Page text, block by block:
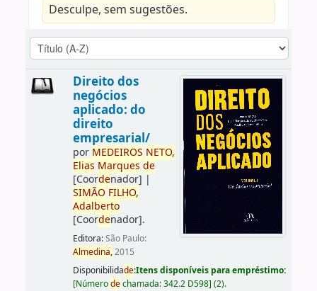
Desculpe, sem sugestões.
Direito dos
negócios
aplicado: do
direito
empresarial/
por MEDEIROS NETO,
Elias Marques de
[Coordenador] |
SIMÃO FILHO,
Adalberto
[Coordenador].
Editora:São Paulo:
Almedina,2015
Disponibilidade:Itens disponíveis para empréstimo:
[Númerodechamada:342.2 D598] (2).